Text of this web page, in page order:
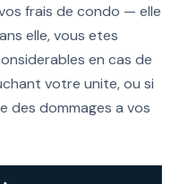
frais de condo — elle
elle, vous etes
en cas de
votre unite, ou si
des dommages a vos